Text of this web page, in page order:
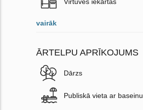
vairāk
ĀRTELPU APRĪKOJUMS
Dārzs
Publiskā vieta ar baseinu